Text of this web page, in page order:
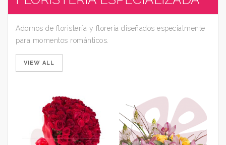
Adornos de floristería y florería diseñados especialmente
para momentos románticos.
VIEW ALL